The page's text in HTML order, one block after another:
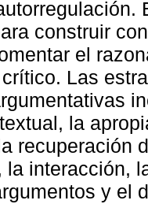
construir
el
Las
la
recuperación
la interacción,
y el